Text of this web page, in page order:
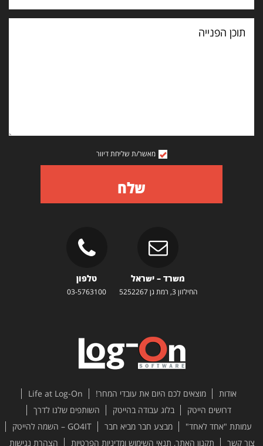
תוכן
הפנייה
מאשר/ת שליחת דיוור
שלח
משרד – ישראל
החילזון 3, רמת גן 5252267
טלפון
03-5763100
אודות מוצאים לכם היום את עובדי המחר!
Life at Log-On
דרושים הייטק
בלוג עבודה בהייטק
השותפים שלנו לדרך
עמותת "אחד לאחד"
מבצע חבר מביא חבר
GO4IT – השמה להייטק
צור קשר
תקנון האתר, תנאי השימוש ומדיניות הפרטיות הצהרת נגישות